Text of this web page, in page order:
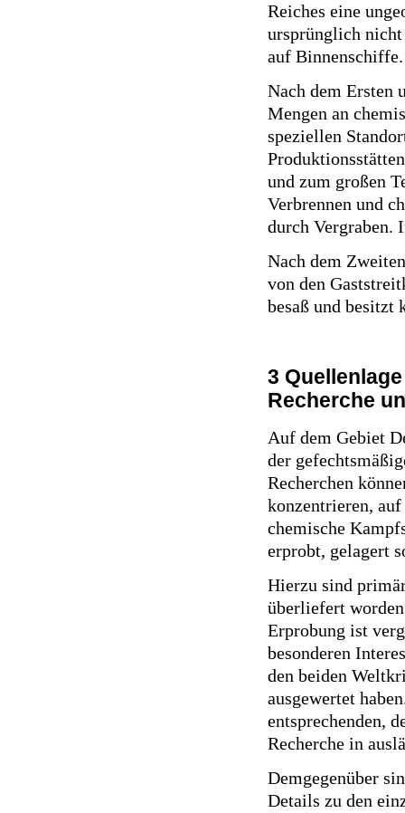
Reiches eine
ursprünglich
auf Binnenschiffe.
Nach dem Ersten
Mengen an
speziellen
und zum großen
Verbrennen und
durch Vergraben.
Nach dem
von den
besaß und
3
Recherche
Auf dem Gebiet
der
Recherchen
konzentrieren,
chemische
erprobt, gelagert
Hierzu sind
überliefert
Erprobung ist
besonderen
den beiden
ausgewertet
entsprechenden,
Recherche in
Demgegenüber
Details zu den